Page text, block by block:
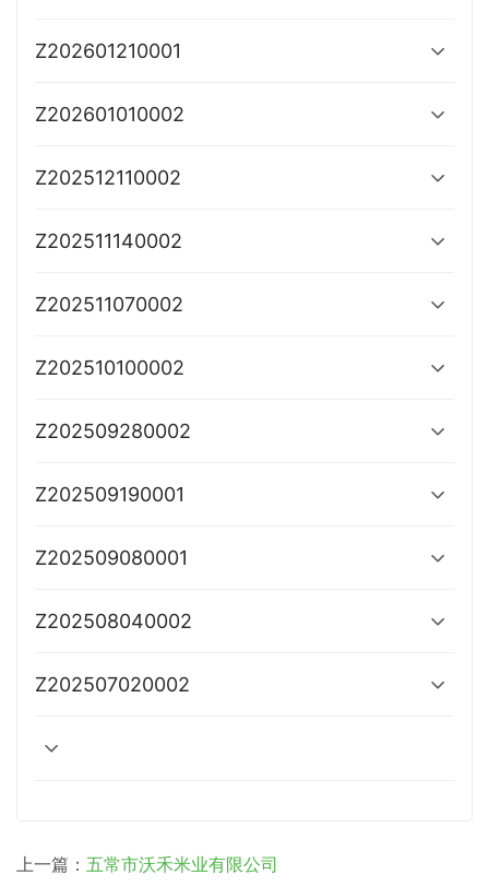
Z202601210001
Z202601010002
Z202512110002
Z202511140002
Z202511070002
Z202510100002
Z202509280002
Z202509190001
Z202509080001
Z202508040002
Z202507020002
上一篇： 五常市沃禾米业有限公司